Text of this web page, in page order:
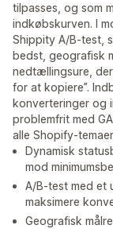
tilpasses, og som
indkøbskurven. I
Shippity A/B-test,
bedst, geografisk
nedtællingsure,
for at kopiere”.
konverteringer og
problemfrit med
alle Shopify-
Dynamisk
mod
A/B-test med et
maksimere
Geografisk